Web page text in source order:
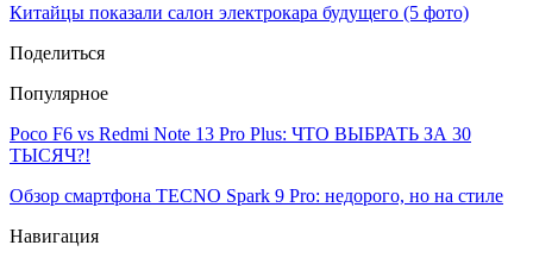
Китайцы показали салон электрокара будущего (5 фото)
Поделиться
Популярное
Poco F6 vs Redmi Note 13 Pro Plus: ЧТО ВЫБРАТЬ ЗА 30
ТЫСЯЧ?!
Обзор смартфона TECNO Spark 9 Pro: недорого, но на стиле
Навигация